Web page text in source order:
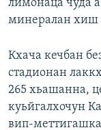
лимонаца чуда
минералан хиш
Кхача кечбан
стадионан
265 хьашанна,
куьйгалхочун
вип-